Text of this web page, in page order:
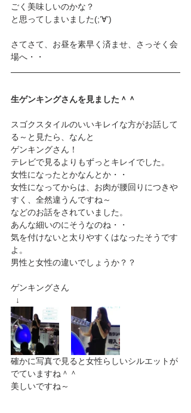
ごく美味しいのかな？
と思ってしまいました(;’∀’)
さてさて、お昼を素早く済ませ、さっそく会
場へ・・
生ゲンキングさんを見ました＾＾
スゴクスタイルのいいキレイな方がお話して
る～と見たら、なんと
ゲンキングさん！
テレビで見るよりもずっとキレイでした。
女性になったとかなんとか・・
女性になってからは、お肉が腰回りにつきや
すく、全然違うんですね～
などのお話をされていました。
あんな細いのにそうなのね・・
気を付けないと太りやすくはなったそうです
よ。
男性と女性の違いでしょうか？？
ゲンキングさん
  ↓
確かに写真で見ると女性らしいシルエットが
でていますね＾＾
美しいですね～